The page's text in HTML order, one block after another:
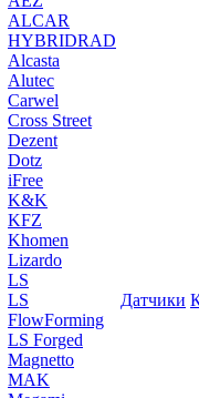
ALCAR
HYBRIDRAD
Alcasta
Alutec
Carwel
Cross Street
Dezent
Dotz
iFree
K&K
KFZ
Khomen
Lizardo
LS
LS
FlowForming
LS Forged
Magnetto
MAK
Датчики